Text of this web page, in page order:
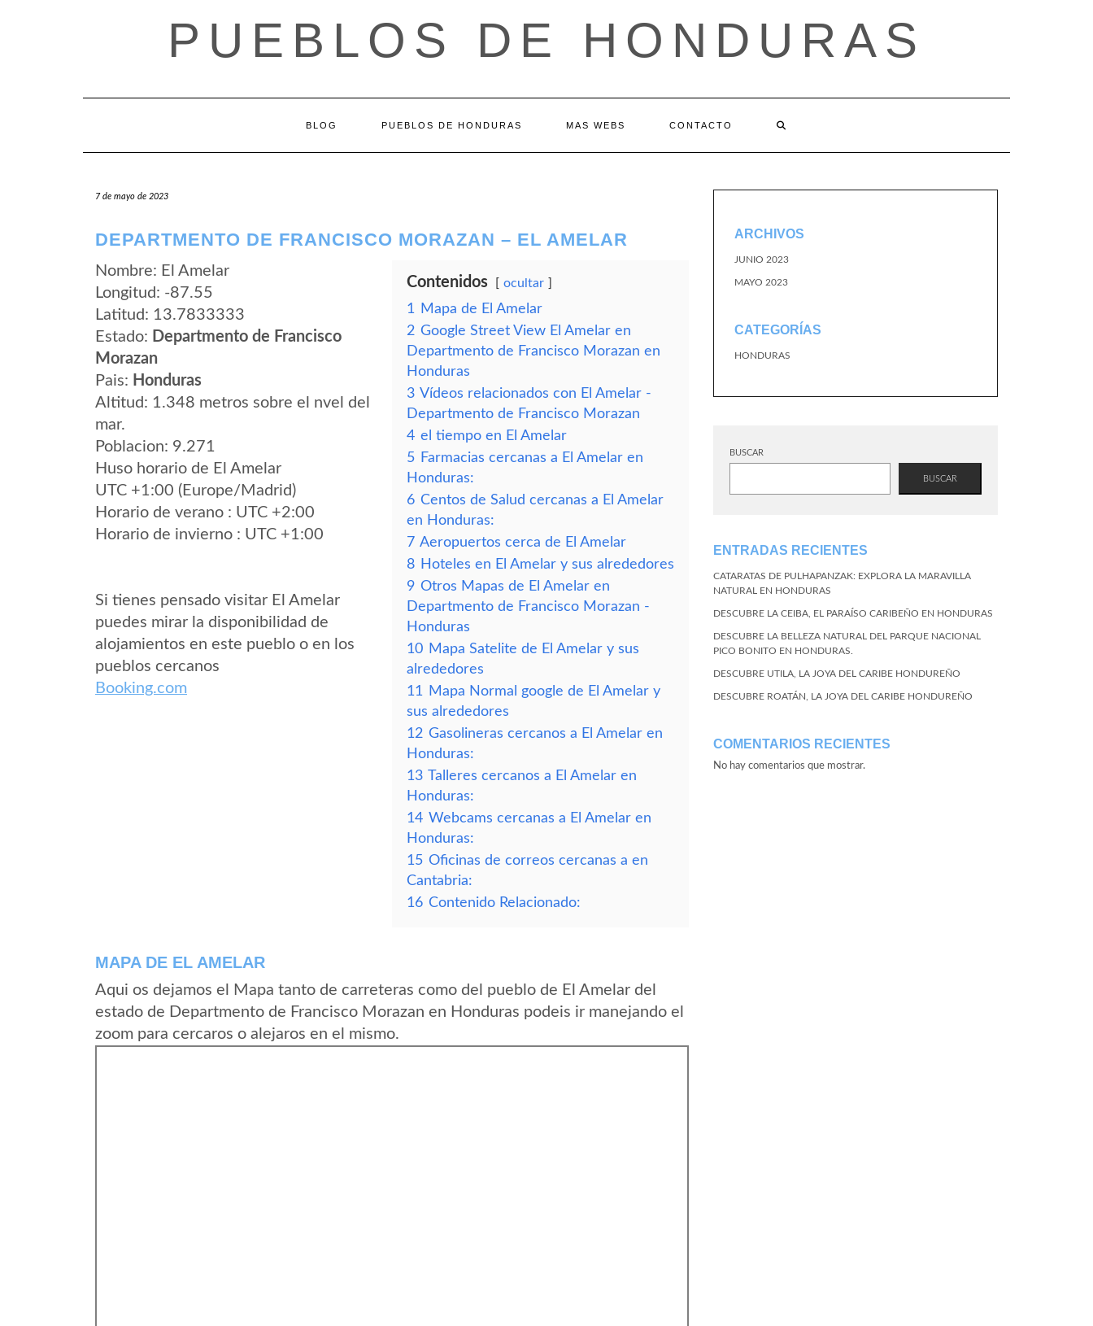
PUEBLOS DE HONDURAS
BLOG PUEBLOS DE HONDURAS MAS WEBS CONTACTO
7 de mayo de 2023
DEPARTMENTO DE FRANCISCO MORAZAN – EL AMELAR
Nombre: El Amelar
Longitud: -87.55
Latitud: 13.7833333
Estado: Departmento de Francisco
Morazan
Pais: Honduras
Altitud: 1.348 metros sobre el nvel del
mar.
Poblacion: 9.271
Huso horario de El Amelar
UTC +1:00 (Europe/Madrid)
Horario de verano : UTC +2:00
Horario de invierno : UTC +1:00
Si tienes pensado visitar El Amelar
puedes mirar la disponibilidad de
alojamientos en este pueblo o en los
pueblos cercanos
Booking.com
Contenidos ocultar
1
Mapa de El Amelar
2 Google Street View El Amelar en
Departmento de Francisco Morazan en
Honduras
3 Vídeos relacionados con El Amelar -
Departmento de Francisco Morazan
4 el tiempo en El Amelar
5 Farmacias cercanas a El Amelar en
Honduras:
6 Centos de Salud cercanas a El Amelar
en Honduras:
7 Aeropuertos cerca de El Amelar
8 Hoteles en El Amelar y sus alrededores
9 Otros Mapas de El Amelar en
Departmento de Francisco Morazan -
Honduras
10 Mapa Satelite de El Amelar y sus
alrededores
11
Mapa Normal google de El Amelar y
sus alrededores
12 Gasolineras cercanos a El Amelar en
Honduras:
13 Talleres cercanos a El Amelar en
Honduras:
14 Webcams cercanas a El Amelar en
Honduras:
15 Oficinas de correos cercanas a en
Cantabria:
16 Contenido Relacionado:
MAPA DE EL AMELAR
Aqui os dejamos el Mapa tanto de carreteras como del pueblo de El Amelar del
estado de Departmento de Francisco Morazan en Honduras podeis ir manejando el
zoom para cercaros o alejaros en el mismo.
ARCHIVOS
JUNIO 2023
MAYO 2023
CATEGORÍAS
HONDURAS
BUSCAR
BUSCAR
ENTRADAS RECIENTES
CATARATAS DE PULHAPANZAK: EXPLORA LA MARAVILLA
NATURAL EN HONDURAS
DESCUBRE LA CEIBA, EL PARAÍSO CARIBEÑO EN HONDURAS
DESCUBRE LA BELLEZA NATURAL DEL PARQUE NACIONAL
PICO BONITO EN HONDURAS.
DESCUBRE UTILA, LA JOYA DEL CARIBE HONDUREÑO
DESCUBRE ROATÁN, LA JOYA DEL CARIBE HONDUREÑO
COMENTARIOS RECIENTES
No hay comentarios que mostrar.